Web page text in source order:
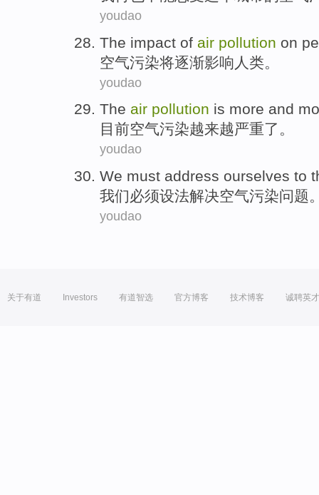
youdao
The impact of air pollution on
空气污染将逐渐影响 人类。
youdao
The air pollution is more and
目前空气污染越来越严重了。
youdao
We must address ourselves to
我们必须设法解决空气污染问题
youdao
关于有道 Investors 有道智选 官方博客 技术博客 诚聘英才